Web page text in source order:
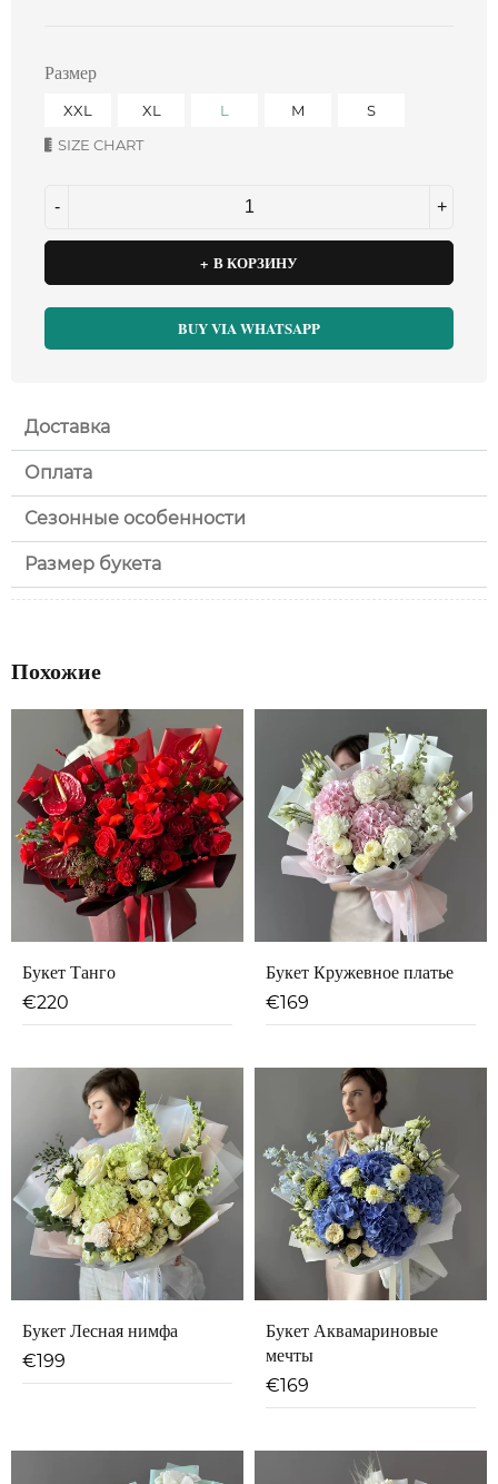
Доставка
Оплата
Сезонные особенности
Размер букета
Размер
XXL XL L M
S
SIZE CHART
В КОРЗИНУ
BUY VIA WHATSAPP
Похожие
Букет Танго
€220
Букет Кружевное платье
€169
Букет Лесная нимфа
€199
Букет Аквамариновые
мечты
€169